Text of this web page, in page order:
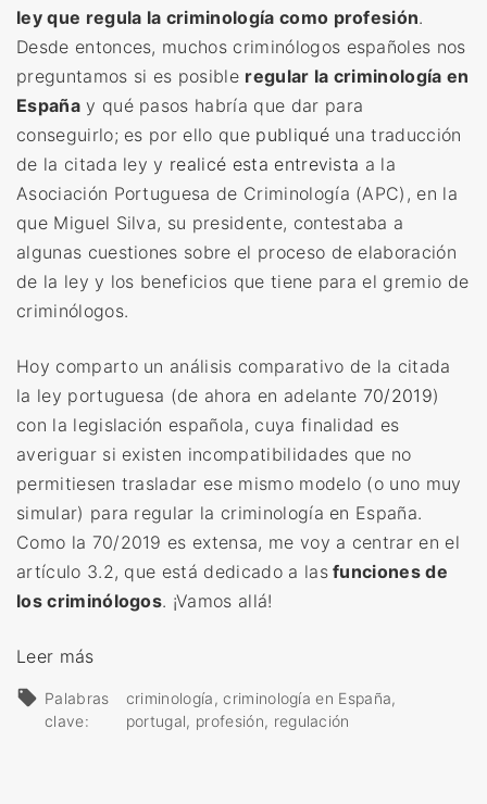
ley que regula la criminología como profesión.
Desde entonces, muchos criminólogos españoles nos
preguntamos si es posible regular la criminología en
Españay qué pasos habría que dar para
conseguirlo; es por ello que publiquéuna traducción
de la citada ley y realicé esta entrevista a la
Asociación Portuguesa de Criminología (APC), en la
que Miguel Silva, su presidente, contestaba a
algunas cuestiones sobre el proceso de elaboración
de la ley y los beneficios que tiene para el gremio de
criminólogos.
Hoy comparto un análisis comparativo de la citada
la ley portuguesa (de ahora en adelante 70/2019)
con la legislación española, cuya finalidad es
averiguar si existen incompatibilidades que no
permitiesen trasladar ese mismo modelo (o uno muy
simular) para regular la criminología en España.
Como la 70/2019 es extensa, me voy a centrar en el
artículo 3.2, que está dedicado a lasfunciones de
los criminólogos. ¡Vamos allá!
Leer más«
Palabras
clave:
criminología
criminología en España
portugal
profesión regulación